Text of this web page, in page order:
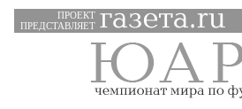
ПРОЕКТ
ПРЕДСТАВЛЯЕТ